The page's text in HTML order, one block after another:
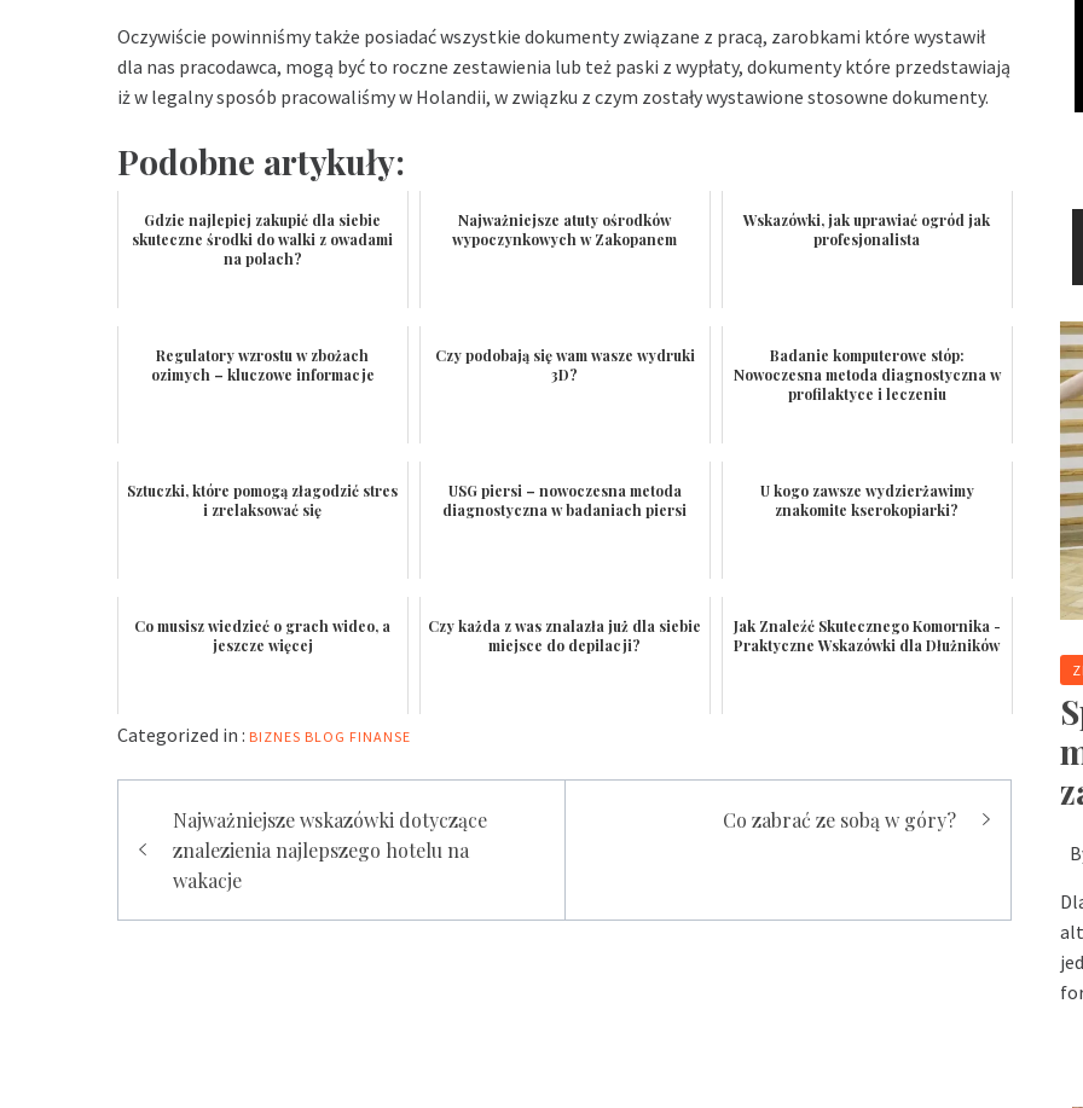
Oczywiście powinniśmy także posiadać wszystkie dokumenty związane z pracą, zarobkami które wystawił
dla nas pracodawca, mogą być to roczne zestawienia lub też paski z wypłaty, dokumenty które przedstawiają
iż w legalny sposób pracowaliśmy w Holandii, w związku z czym zostały wystawione stosowne dokumenty.
Podobne artykuły:
Gdzie najlepiej zakupić dla siebie
skuteczne środki do walki z owadami
na polach?
Najważniejsze atuty ośrodków
wypoczynkowych w Zakopanem
Wskazówki, jak uprawiać ogród jak
profesjonalista
Regulatory wzrostu w zbożach
ozimych – kluczowe informacje
Czy podobają się wam wasze wydruki
3D?
Badanie komputerowe stóp:
Nowoczesna metoda diagnostyczna w
profilaktyce i leczeniu
Sztuczki, które pomogą złagodzić stres
i zrelaksować się
USG piersi – nowoczesna metoda
diagnostyczna w badaniach piersi
U kogo zawsze wydzierżawimy
znakomite kserokopiarki?
Co musisz wiedzieć o grach wideo, a
jeszcze więcej
Czy każda z was znalazła już dla siebie
miejsce do depilacji?
Jak Znaleźć Skutecznego Komornika -
Praktyczne Wskazówki dla Dłużników
Categorized in : BIZNES BLOG FINANSE
Nawigacja
wpisu
Najważniejsze wskazówki dotyczące
znalezienia najlepszego hotelu na
wakacje
Co zabrać ze sobą w góry?